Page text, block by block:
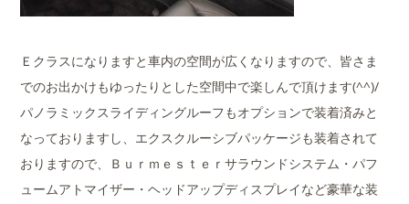
Ｅクラスになりますと車内の空間が広くなりますので、皆さま
でのお出かけもゆったりとした空間中で楽しんで頂けます(^^)/
パノラミックスライディングルーフもオプションで装着済みと
なっておりますし、エクスクルーシブパッケージも装着されて
おりますので、Ｂｕｒｍｅｓｔｅｒサラウンドシステム・パフ
ュームアトマイザー・ヘッドアップディスプレイなど豪華な装